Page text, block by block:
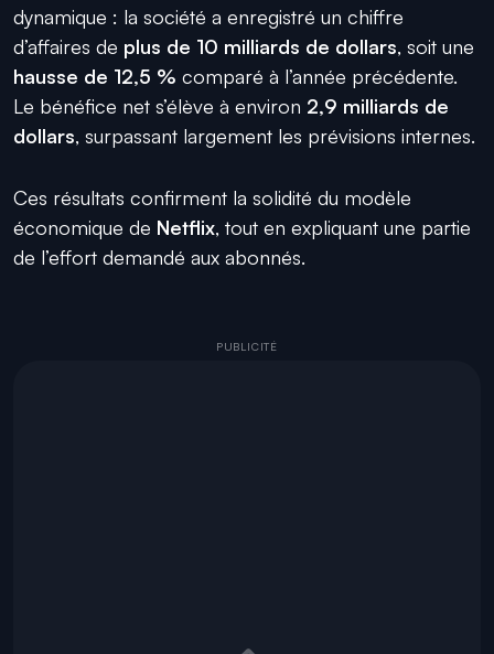
dynamique : la société a enregistré un chiffre
d’affaires de plus de 10 milliards de dollars, soit une
hausse de 12,5 % comparé à l’année précédente.
Le bénéfice net s’élève à environ 2,9 milliards de
dollars, surpassant largement les prévisions internes.
Ces résultats confirment la solidité du modèle
économique de Netflix, tout en expliquant une partie
de l’effort demandé aux abonnés.